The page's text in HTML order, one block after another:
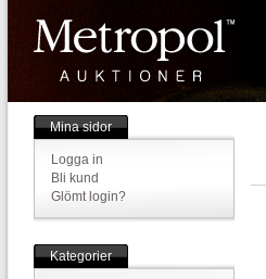
Mina sidor
Logga in
Bli kund
Glömt login?
Kategorier